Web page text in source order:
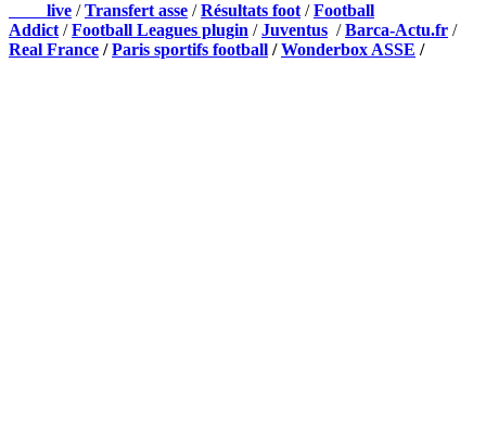
live /Transfert asse /Résultats foot /Football
Addict /Football Leagues plugin /Juventus /Barca-Actu.fr /
Real France /Paris sportifs football /Wonderbox ASSE /